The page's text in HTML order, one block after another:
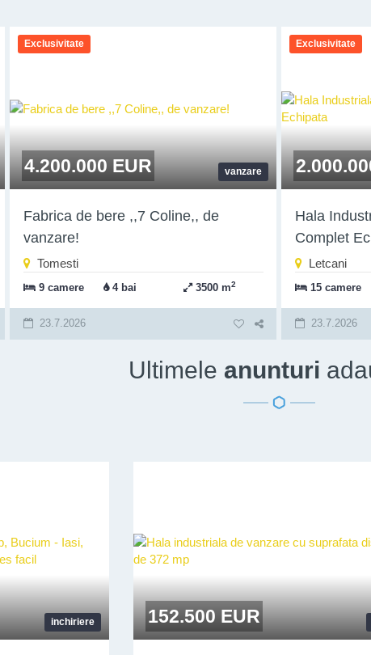
Exclusivitate
vanzare
4.200.000 EUR
Fabrica de bere ,,7 Coline,, de
vanzare!
Tomesti
9 camere 4 bai 3500 m2
23.7.2026
Exclusivitate
Hala
Complet
Letcani
15 camere
23.7.2026
Ultimele anunturi
inchiriere 152.500 EUR